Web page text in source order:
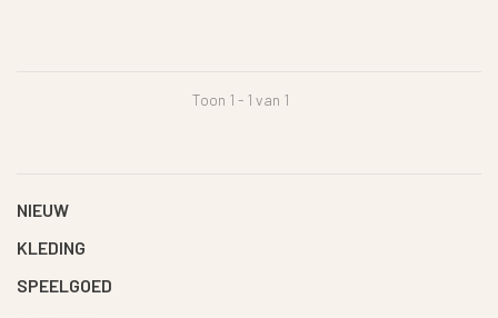
Toon 1 - 1 van 1
NIEUW
KLEDING
SPEELGOED